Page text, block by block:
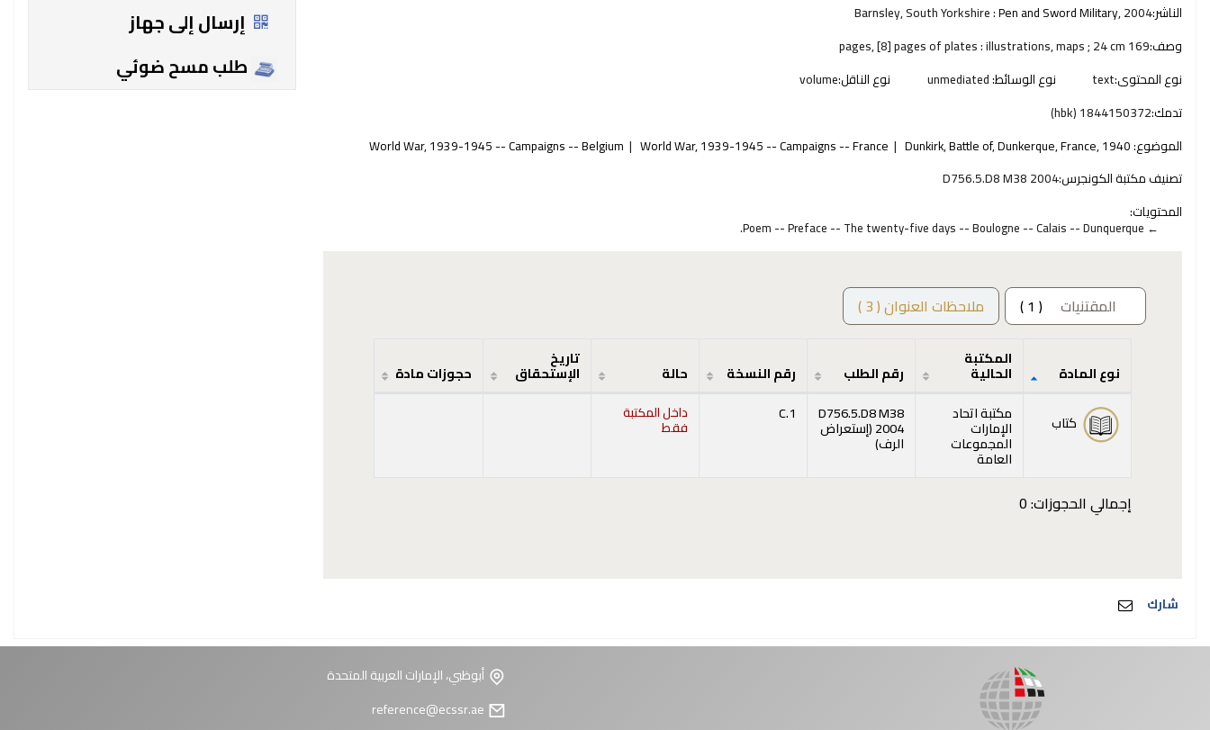
الناشر:
Barnsley, South Yorkshire :Pen and Sword Military,2004
وصف:169 pages, [8] pages of plates : illustrations, maps ; 24 cm
نوع المحتوى:text نوع الوسائط:unmediated نوع الناقل:volume
تدمك:1844150372 (hbk)
الموضوع:Dunkirk, Battle of, Dunkerque, France, 1940
World War, 1939-1945 -- Campaigns -- France
World War, 1939-1945 -- Campaigns -- Belgium
تصنيف مكتبة الكونجرس:D756.5.D8 M38 2004
المحتويات:
Poem -- Preface -- The twenty-five days -- Boulogne -- Calais -- Dunquerque.
المقتنيات ( 1 ) ملاحظات العنوان ( 3 )
المقتنيات
نوع المادة
المكتبة
الحالية رقم الطلب رقم النسخة حالة
تاريخ
الإستحقاق حجوزات مادة
كتاب مكتبة اتحاد
الإمارات
المجموعات
العامة
D756.5.D8 M38
2004 ( إستعراض
الرف(يفتح أدناه)
)
C.1 داخل المكتبة
فقط
إجمالي الحجوزات: 0
إرسال إلى جهاز
طلب مسح ضوئي
شارك
أبوظبي، الإمارات العربية المتحدة